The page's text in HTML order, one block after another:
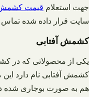
جهت استعلام قیمت کشمش
سایت قرار داده شده تماس
کشمش آفتابی
یکی از محصولاتی که در
کشمش آفتابی نام دارد
هم به صورت بوجاری شده